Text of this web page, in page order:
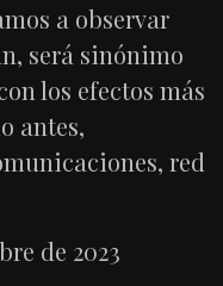
a observar
será sinónimo
los efectos más
antes,
red
de 2023